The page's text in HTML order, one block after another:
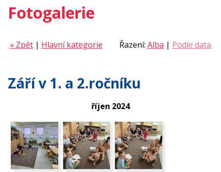
Fotogalerie
Řazení: Alba | Podle data
« Zpět | Hlavní kategorie
Září v 1. a 2.ročníku
říjen 2024